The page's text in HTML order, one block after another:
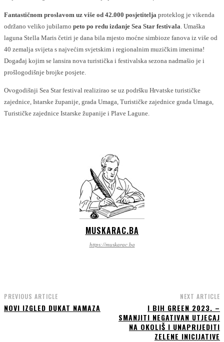
Fantastičnom proslavom uz više od 42.000 posjetitelja proteklog je vikenda
održano veliko jubilarno peto po redu izdanje Sea Star festivala. Umaška
laguna Stella Maris četiri je dana bila mjesto moćne simbioze fanova iz više od
40 zemalja svijeta s najvećim svjetskim i regionalnim muzičkim imenima!
Događaj kojim se lansira nova turistička i festivalska sezona nadmašio je i
prošlogodišnje brojke posjete.
Ovogodišnji Sea Star festival realizirao se uz podršku Hrvatske turističke
zajednice, Istarske županije, grada Umaga, Turističke zajednice grada Umaga,
Turističke zajednice Istarske županije i Plave Lagune.
MUSKARAC.BA
https://muskarac.ba
PREVIOUS ARTICLE
NOVI IZGLED DUKAT NAMAZA
NEXT ARTICLE
I BIH GREEN 2023. –
SMANJITI NEGATIVAN UTJECAJ
NA OKOLIŠ I UNAPRIJEDITI
ZELENE INICIJATIVE